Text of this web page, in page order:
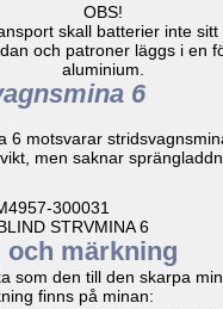
OBS!
skall batterier inte
och patroner läggs i en
aluminium.
6
6 motsvarar
men saknar
300031
STRVMINA 6
och märkning
som den till den skarpa
finns på minan: